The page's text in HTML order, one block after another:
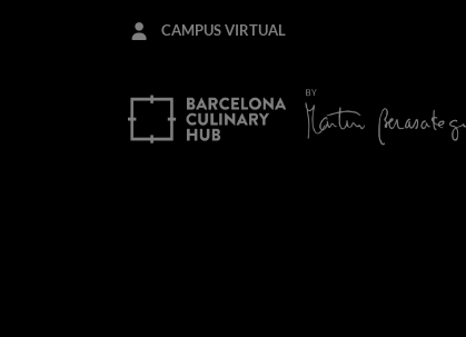
CAMPUS VIRTUAL